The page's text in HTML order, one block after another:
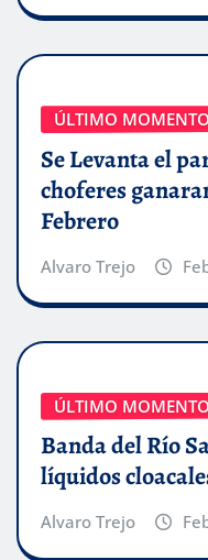
ÚLTIMO MOMENTO
Se Levanta el
choferes
Febrero
Alvaro Trejo
ÚLTIMO MOMENTO
Banda del Río
líquidos
Alvaro Trejo